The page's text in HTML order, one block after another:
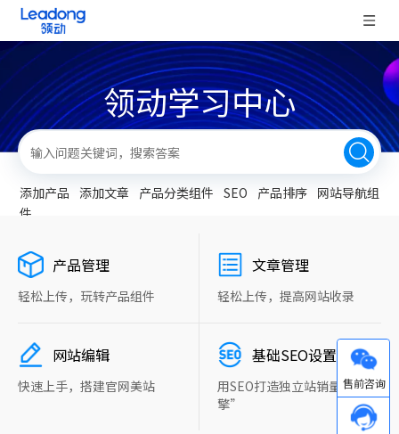
领动学习中心
添加产品 添加文章 产品分类组件 SEO 产品排序 网站导航组
件
产品管理
轻松上传，玩转产品组件
文章管理
轻松上传，提高网站收录
网站编辑
快速上手，搭建官网美站
基础SEO设置
用SEO打造独立站销量“新引
擎”
微信